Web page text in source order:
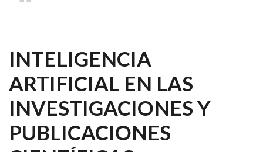
INTELIGENCIA
ARTIFICIAL EN LAS
INVESTIGACIONES Y
PUBLICACIONES